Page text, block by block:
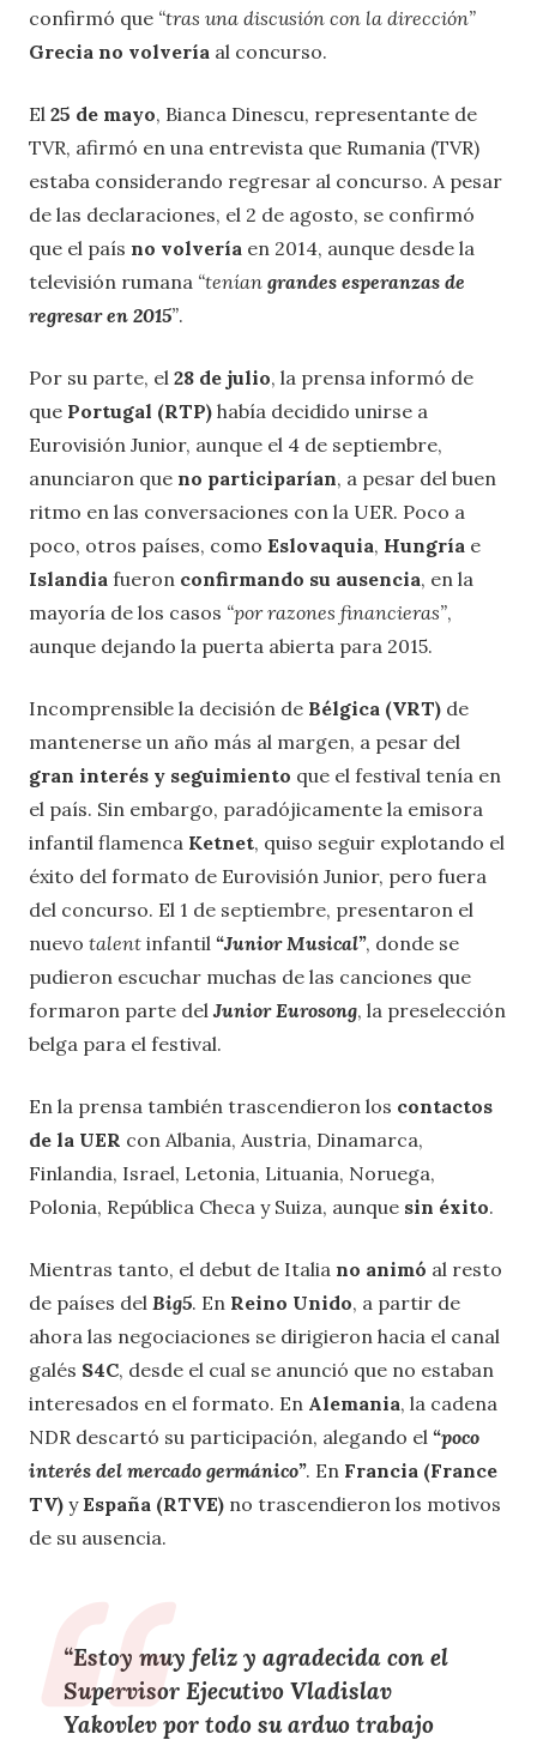
confirmó que “tras una discusión con la dirección”
Grecia no volvería al concurso.
El 25 de mayo, Bianca Dinescu, representante de
TVR, afirmó en una entrevista que Rumania (TVR)
estaba considerando regresar al concurso. A pesar
de las declaraciones, el 2 de agosto, se confirmó
que el país no volvería en 2014, aunque desde la
televisión rumana “tenían grandes esperanzas de
regresar en 2015”.
Por su parte, el 28 de julio, la prensa informó de
que Portugal (RTP) había decidido unirse a
Eurovisión Junior, aunque el 4 de septiembre,
anunciaron que no participarían, a pesar del buen
ritmo en las conversaciones con la UER. Poco a
poco, otros países, como Eslovaquia, Hungría e
Islandia fueron confirmando su ausencia, en la
mayoría de los casos “por razones financieras”,
aunque dejando la puerta abierta para 2015.
Incomprensible la decisión de Bélgica (VRT) de
mantenerse un año más al margen, a pesar del
gran interés y seguimiento que el festival tenía en
el país. Sin embargo, paradójicamente la emisora
infantil flamenca Ketnet, quiso seguir explotando el
éxito del formato de Eurovisión Junior, pero fuera
del concurso. El 1 de septiembre, presentaron el
nuevo talent infantil “Junior Musical”, donde se
pudieron escuchar muchas de las canciones que
formaron parte delJunior Eurosong, la preselección
belga para el festival.
En la prensa también trascendieron los contactos
de la UER con Albania, Austria, Dinamarca,
Finlandia, Israel, Letonia, Lituania, Noruega,
Polonia, República Checa y Suiza, aunque sin éxito.
Mientras tanto, el debut de Italia no animó al resto
de países del Big5. En Reino Unido, a partir de
ahora las negociaciones se dirigieron hacia el canal
galés S4C, desde el cual se anunció que no estaban
interesados en el formato. En Alemania, la cadena
NDR descartó su participación, alegando el “poco
interés del mercado germánico”. En Francia (France
TV) yEspaña (RTVE) no trascendieron los motivos
de su ausencia.
“Estoy muy feliz y agradecidacon el
Supervisor Ejecutivo Vladislav
Yakovlev por todo suarduo trabajo